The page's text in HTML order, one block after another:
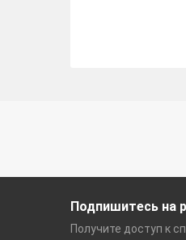
Подпишитесь на
Получите доступ к